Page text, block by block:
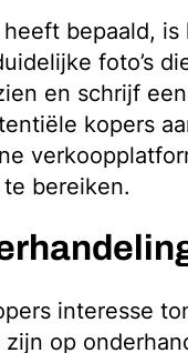
bepaald,
foto’s
en schrijf
kopers
bereiken.
interesse
op